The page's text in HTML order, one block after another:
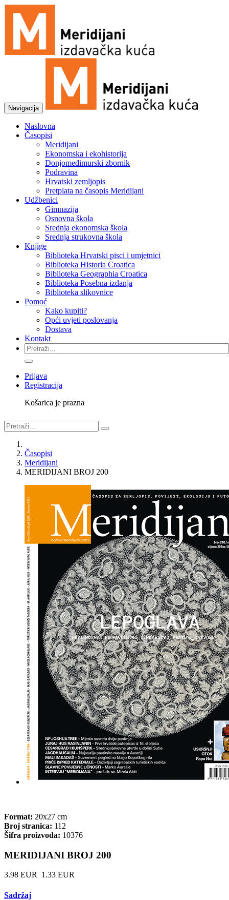
Navigacija
Naslovna
Časopisi
Meridijani
Ekonomska i ekohistorija
Donjomeđimurski zbornik
Podravina
Hrvatski zemljopis
Pretplata na časopis Meridijani
Udžbenici
Gimnazija
Osnovna škola
Srednja ekonomska škola
Srednja strukovna škola
Knjige
Biblioteka Hrvatski pisci i umjetnici
Biblioteka Historia Croatica
Biblioteka Geographia Croatica
Biblioteka Posebna izdanja
Biblioteka slikovnice
Pomoć
Kako kupiti?
Opći uvjeti poslovanja
Dostava
Kontakt
Prijava
Registracija
Košarica je prazna
Časopisi
Meridijani
MERIDIJANI BROJ 200
Format: 20x27 cm
Broj stranica: 112
Šifra proizvoda: 10376
MERIDIJANI BROJ 200
3.98 EUR 1.33 EUR
Sadržaj